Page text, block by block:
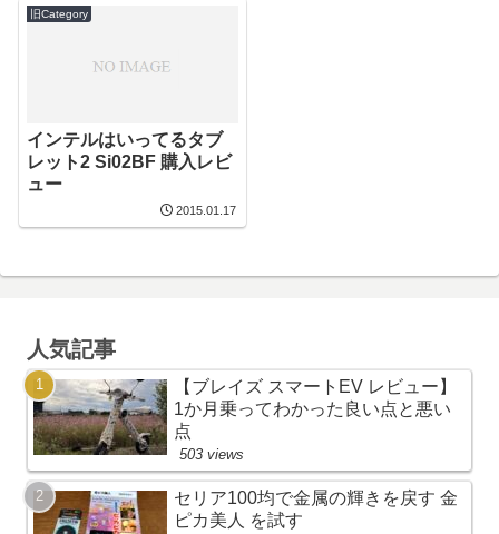
旧Category
インテルはいってるタブ
レット2 Si02BF 購入レビ
ュー
2015.01.17
人気記事
【ブレイズ スマートEV レビュー】
1か月乗ってわかった良い点と悪い
点
503 views
セリア100均で金属の輝きを戻す 金
ピカ美人 を試す